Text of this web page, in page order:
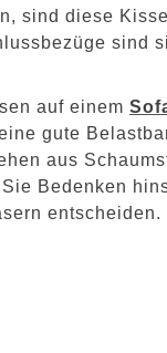
sind diese
sind
auf einem
gute
aus
Bedenken
entscheiden.